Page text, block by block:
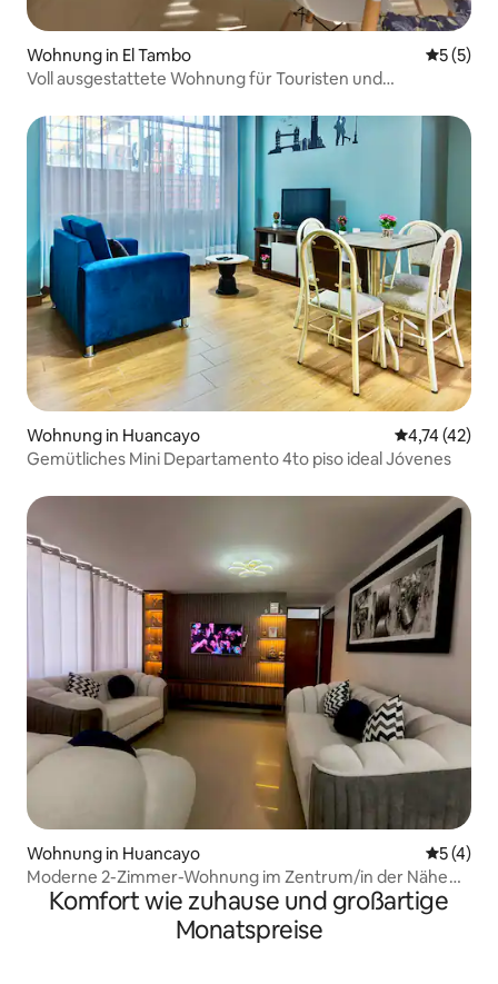
Wohnung in El Tambo
5 (5)
Voll ausgestattete Wohnung für Touristen und
Wohnung in Huancayo
4,74 (42)
Gemütliches Mini Departamento 4to piso ideal Jóvenes
Wohnung in Huancayo
5 (4)
Moderne 2-Zimmer-Wohnung im Zentrum/in der Nähe
des Terminals
Komfort wie zuhause und großartige
Monatspreise